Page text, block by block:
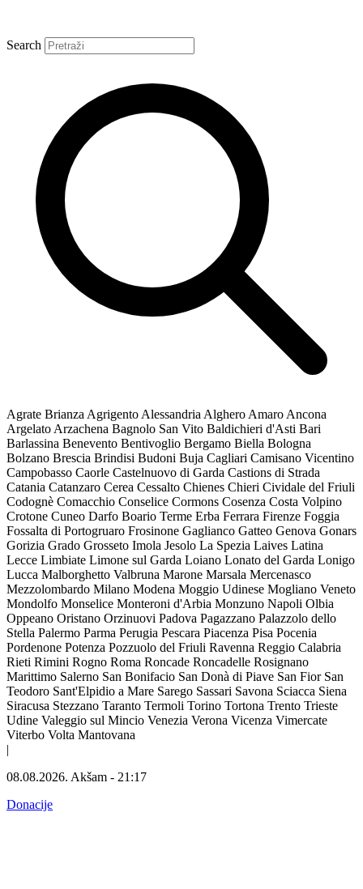
Search
Agrate Brianza Agrigento Alessandria Alghero Amaro Ancona
Argelato Arzachena Bagnolo San Vito Baldichieri d'Asti Bari
Barlassina Benevento Bentivoglio Bergamo Biella Bologna
Bolzano Brescia Brindisi Budoni Buja Cagliari Camisano Vicentino
Campobasso Caorle Castelnuovo di Garda Castions di Strada
Catania Catanzaro Cerea Cessalto Chienes Chieri Cividale del Friuli
Codognè Comacchio Conselice Cormons Cosenza Costa Volpino
Crotone Cuneo Darfo Boario Terme Erba Ferrara Firenze Foggia
Fossalta di Portogruaro Frosinone Gaglianco Gatteo Genova Gonars
Gorizia Grado Grosseto Imola Jesolo La Spezia Laives Latina
Lecce Limbiate Limone sul Garda Loiano Lonato del Garda Lonigo
Lucca Malborghetto Valbruna Marone Marsala Mercenasco
Mezzolombardo Milano Modena Moggio Udinese Mogliano Veneto
Mondolfo Monselice Monteroni d'Arbia Monzuno Napoli Olbia
Oppeano Oristano Orzinuovi Padova Pagazzano Palazzolo dello
Stella Palermo Parma Perugia Pescara Piacenza Pisa Pocenia
Pordenone Potenza Pozzuolo del Friuli Ravenna Reggio Calabria
Rieti Rimini Rogno Roma Roncade Roncadelle Rosignano
Marittimo Salerno San Bonifacio San Donà di Piave San Fior San
Teodoro Sant'Elpidio a Mare Sarego Sassari Savona Sciacca Siena
Siracusa Stezzano Taranto Termoli Torino Tortona Trento Trieste
Udine Valeggio sul Mincio Venezia Verona Vicenza Vimercate
Viterbo Volta Mantovana
|
08.08.2026. Akšam - 21:17
Donacije